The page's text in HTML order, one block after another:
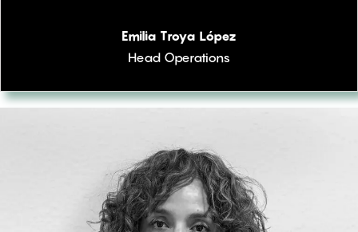
Emilia Troya López
Head Operations